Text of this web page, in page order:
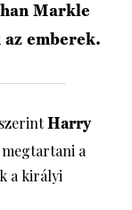
Markle
emberek.
Harry
a
a királyi